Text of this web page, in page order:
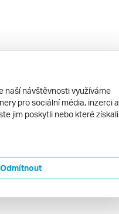
naší návštěvnosti využíváme
pro sociální média, inzerci a
jim poskytli nebo které získali
Odmítnout